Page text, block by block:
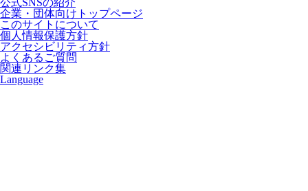
公式SNSの紹介
企業・団体向けトップページ
このサイトについて
個人情報保護方針
アクセシビリティ方針
よくあるご質問
関連リンク集
Language